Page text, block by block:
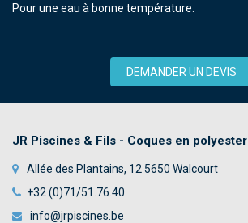
Pour une eau à bonne température.
DEMANDER UN DEVIS
JR Piscines & Fils - Coques en polyester
Allée des Plantains, 12 5650 Walcourt
+32 (0)71/51.76.40
info@jrpiscines.be